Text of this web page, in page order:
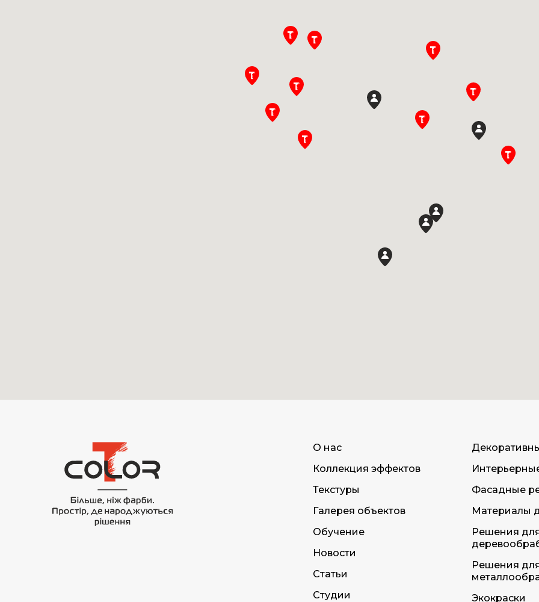
О нас
Коллекция эффектов
Текстуры
Галерея объектов
Обучение
Новости
Статьи
Студии
Фасадные
Материалы
Решения
Решения
Экокраски